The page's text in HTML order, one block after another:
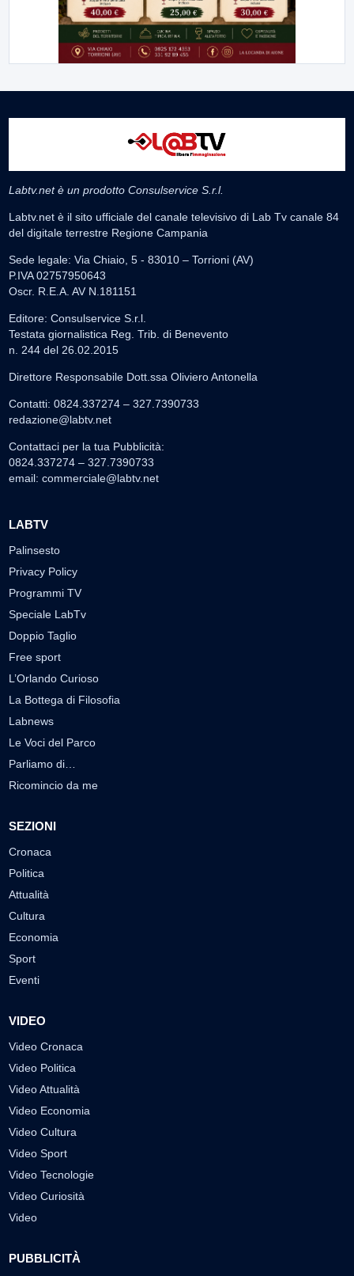
Labtv.net è un prodotto Consulservice S.r.l.
Labtv.net è il sito ufficiale del canale televisivo di Lab Tv canale 84
del digitale terrestre Regione Campania
Sede legale: Via Chiaio, 5 - 83010 – Torrioni (AV)
P.IVA 02757950643
Oscr. R.E.A. AV N.181151
Editore: Consulservice S.r.l.
Testata giornalistica Reg. Trib. di Benevento
n. 244 del 26.02.2015
Direttore Responsabile Dott.ssa Oliviero Antonella
Contatti: 0824.337274 – 327.7390733
redazione@labtv.net
Contattaci per la tua Pubblicità:
0824.337274 – 327.7390733
email: commerciale@labtv.net
LABTV
Palinsesto
Privacy Policy
Programmi TV
Speciale LabTv
Doppio Taglio
Free sport
L’Orlando Curioso
La Bottega di Filosofia
Labnews
Le Voci del Parco
Parliamo di…
Ricomincio da me
SEZIONI
Cronaca
Politica
Attualità
Cultura
Economia
Sport
Eventi
VIDEO
Video Cronaca
Video Politica
Video Attualità
Video Economia
Video Cultura
Video Sport
Video Tecnologie
Video Curiosità
Video
PUBBLICITÀ